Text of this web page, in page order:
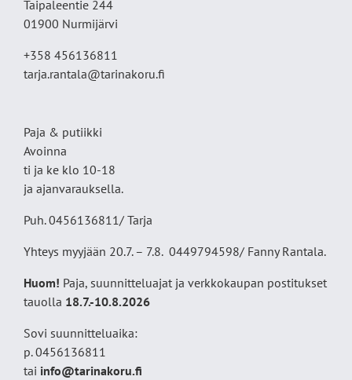
Taipaleentie 244
01900 Nurmijärvi
+358 456136811
tarja.rantala@tarinakoru.fi
Paja & putiikki
Avoinna
ti ja ke klo 10-18
ja ajanvarauksella.
Puh. 0456136811/ Tarja
Yhteys myyjään 20.7. – 7.8. 0449794598/ Fanny Rantala.
Huom! Paja, suunnitteluajat ja verkkokaupan postitukset
tauolla 18.7.-10.8.2026
Sovi suunnitteluaika:
p. 0456136811
tai info@tarinakoru.fi